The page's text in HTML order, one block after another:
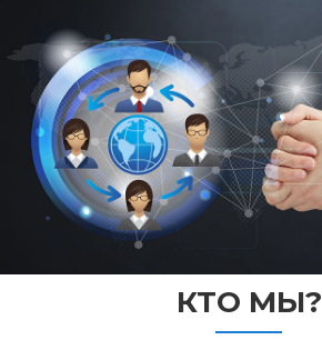
КТО МЫ?